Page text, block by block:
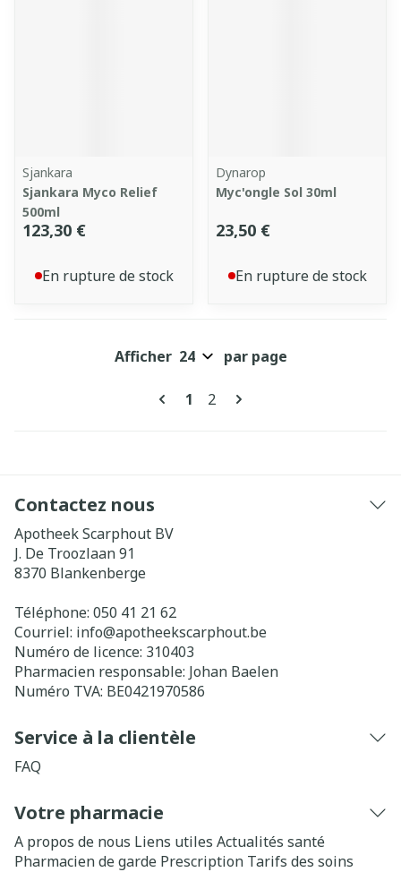
Sjankara
Sjankara Myco Relief
500ml
123,30 €
En rupture de stock
Dynarop
Myc'ongle Sol 30ml
23,50 €
En rupture de stock
Pages
Vous lisez actuellement la
1 Page
2
Afficher par page
Contactez nous
Apotheek Scarphout BV
J. De Troozlaan 91
8370 Blankenberge
Téléphone: 050 41 21 62
Courriel: info@apotheekscarphout.be
Numéro de licence: 310403
Pharmacien responsable: Johan Baelen
Numéro TVA: BE0421970586
Service à la clientèle
FAQ
Votre pharmacie
A propos de nous Liens utiles Actualités santé
Pharmacien de garde Prescription Tarifs des soins